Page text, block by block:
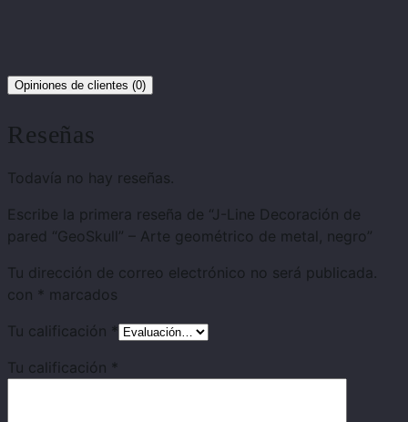
Opiniones de clientes (0)
Reseñas
Todavía no hay reseñas.
Escribe la primera reseña de “J-Line Decoración de
pared “GeoSkull” – Arte geométrico de metal, negro”
Tu dirección de correo electrónico no será publicada.
con * marcados
Tu calificación *
Tu calificación *